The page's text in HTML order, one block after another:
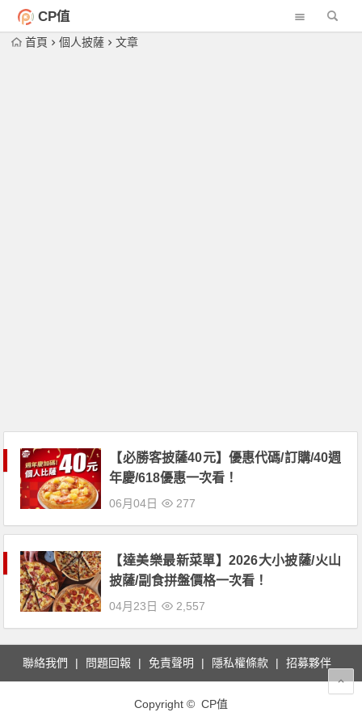
CP值
首頁 個人披薩 文章
【必勝客披薩40元】優惠代碼/訂購/40週
年慶/618優惠一次看！
06月04日 277
【達美樂最新菜單】2026大小披薩/火山
披薩/副食拼盤價格一次看！
04月23日 2,557
聯絡我們 問題回報 免責聲明 隱私權條款 招募夥伴
Copyright © CP值